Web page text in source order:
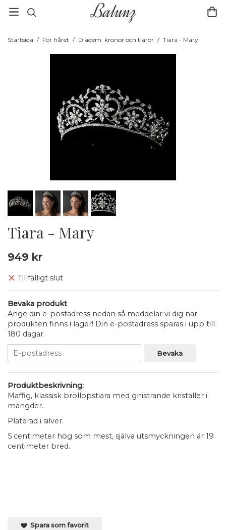
Startsida / För håret / Diadem, kronor och tiaror / Tiara - Mary
Tiara - Mary
949 kr
Tillfälligt slut
Bevaka produkt
Ange din e-postadress nedan så meddelar vi dig när
produkten finns i lager! Din e-postadress sparas i upp till
180 dagar.
Bevaka
Produktbeskrivning:
Maffig, klassisk bröllopstiara med gnistrande kristaller i
mängder.
Pläterad i silver.
5 centimeter hög som mest, själva utsmyckningen är 19
centimeter bred.
Spara som favorit